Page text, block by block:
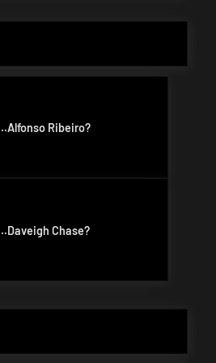
Ribeiro?
Chase?